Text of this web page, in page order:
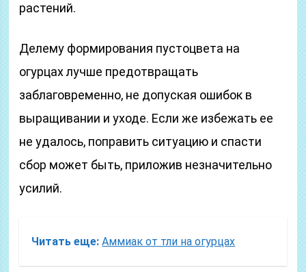
растений.
Делему формирования пустоцвета на
огурцах лучше предотвращать
заблаговременно, не допуская ошибок в
выращивании и уходе. Если же избежать ее
не удалось, поправить ситуацию и спасти
сбор может быть, приложив незначительно
усилий.
Читать еще: Аммиак от тли на огурцах